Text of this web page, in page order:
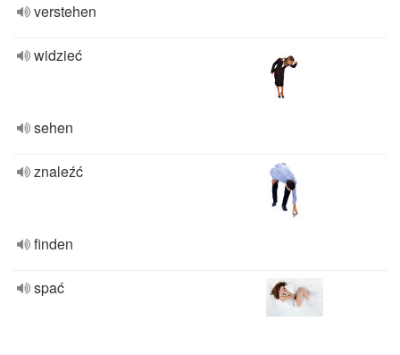
verstehen
widzieć
sehen
znaleźć
finden
spać